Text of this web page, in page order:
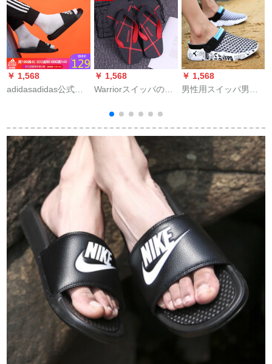
￥ 1,568
adidasadidas公式サ
動カジュアルビレッ
トレットB 41720 F
34770 44.5
￥ 1,568
Warriorスイッパの人
靴の夏の滑り止めの
外を引いてきた。ビ
ッチブーツの新型の
レジカの柔らかさを
底にして足を挟んで
冷たい男性の赤を引
く41
￥ 1,568
男性用スイッパ男性
まにしています。韩
国版2019新型の个性
的なビジュアルブー
ツの鸟の巣の男性サ
ーダンル。